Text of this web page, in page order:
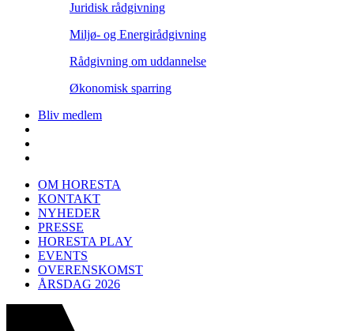
Juridisk rådgivning
Miljø- og Energirådgivning
Rådgivning om uddannelse
Økonomisk sparring
Bliv medlem
OM HORESTA
KONTAKT
NYHEDER
PRESSE
HORESTA PLAY
EVENTS
OVERENSKOMST
ÅRSDAG 2026